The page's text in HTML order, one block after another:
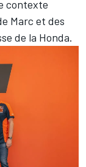
contexte
Marc et des
de la Honda.